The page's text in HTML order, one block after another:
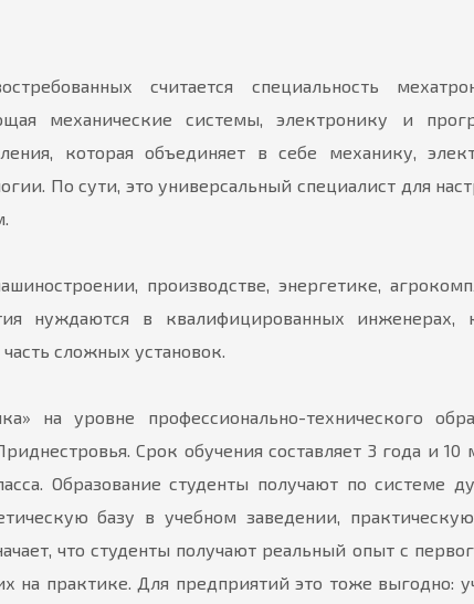
считается специальность
механические системы, электронику и
которая объединяет в себе механику,
По сути, это универсальный специалист для
производстве, энергетике,
нуждаются в квалифицированных инженерах,
сложных установок.
на уровне профессионально-технического
Срок обучения составляет 3 года и 10
Образование студенты получают по системе
базу в учебном заведении,
что студенты получают реальный опыт с
на практике. Для предприятий это тоже выгодно: